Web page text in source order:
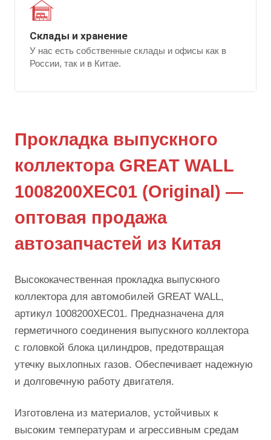
Склады и хранение
У нас есть собственные склады и офисы как в
России, так и в Китае.
Прокладка выпускного
коллектора GREAT WALL
1008200XEC01 (Original) —
оптовая продажа
автозапчастей из Китая
Высококачественная прокладка выпускного
коллектора для автомобилей GREAT WALL,
артикул 1008200XEC01. Предназначена для
герметичного соединения выпускного коллектора
с головкой блока цилиндров, предотвращая
утечку выхлопных газов. Обеспечивает надежную
и долговечную работу двигателя.
Изготовлена из материалов, устойчивых к
высоким температурам и агрессивным средам